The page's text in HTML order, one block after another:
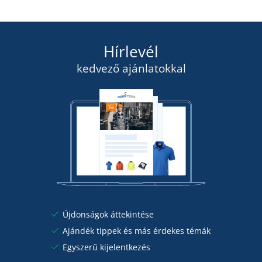
Hírlevél
kedvező ajánlatokkal
Újdonságok áttekintése
Ajándék tippek és más érdekes témák
Egyszerű kijelentkezés